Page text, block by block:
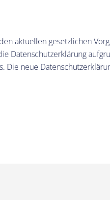
aktuellen gesetzlichen
Datenschutzerklärung
Die neue